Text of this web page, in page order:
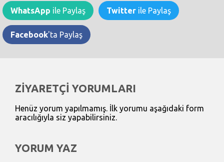
WhatsApp ile Paylaş Twitter ile Paylaş
Facebook'ta Paylaş
ZİYARETÇİ YORUMLARI
Henüz yorum yapılmamış. İlk yorumu aşağıdaki form
aracılığıyla siz yapabilirsiniz.
YORUM YAZ